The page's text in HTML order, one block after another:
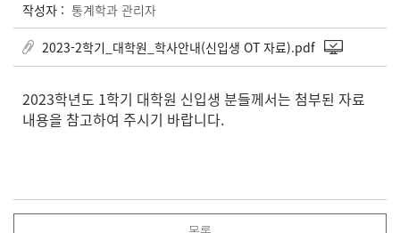
작성자 : 통계학과 관리자
2023-2학기_대학원_학사안내(신입생 OT 자료).pdf
2023학년도 1학기 대학원 신입생 분들께서는 첨부된 자료
내용을 참고하여 주시기 바랍니다.